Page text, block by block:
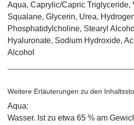
Aqua, Caprylic/Capric Triglyceride,
Squalane, Glycerin, Urea,
Phosphatidylcholine, Stearyl
Hyaluronate, Sodium Hydroxide,
Alcohol
Weitere Erläuterungen zu den
Aqua:
Wasser. Ist zu etwa 65 % am